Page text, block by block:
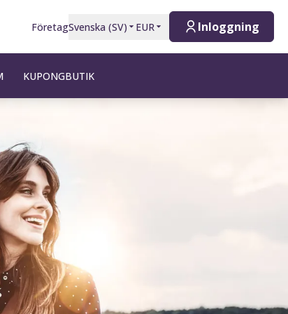
FöretagSvenska (SV) EUR Inloggning
KUPONGBUTIK